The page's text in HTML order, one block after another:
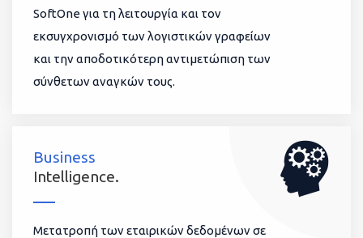
SoftOne για τη λειτουργία και τον
εκσυγχρονισμό των λογιστικών γραφείων
και την αποδοτικότερη αντιμετώπιση των
σύνθετων αναγκών τους.
Business
Intelligence.
Μετατροπή των εταιρικών δεδομένων σε